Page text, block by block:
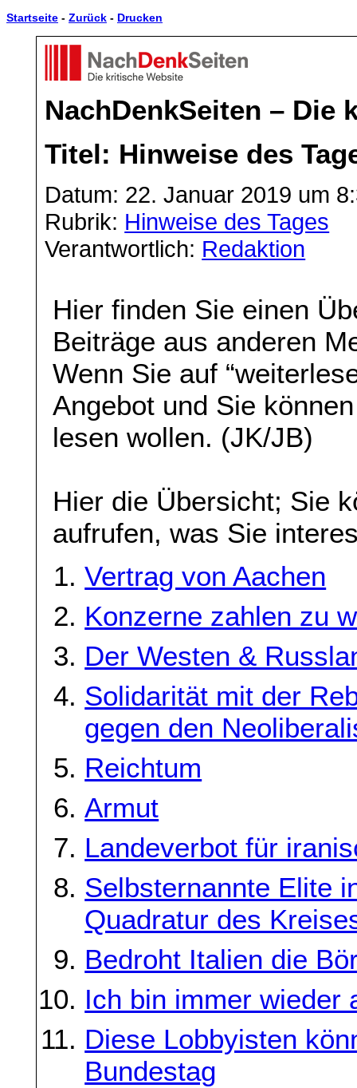
Startseite - Zurück - Drucken
NachDenkSeiten – Die
Titel: Hinweise des
Datum: 22. Januar 2019 um
Rubrik: Hinweise des Tages
Verantwortlich: Redaktion
Hier finden Sie einen
Beiträge aus anderen
Wenn Sie auf
Angebot und Sie
lesen wollen. (JK/JB)
Hier die Übersicht; Sie
aufrufen, was Sie
Vertrag von Aachen
Konzerne zahlen zu
Der Westen &
Solidarität mit der
gegen den
Reichtum
Armut
Landeverbot für
Selbsternannte Elite
Quadratur des
Bedroht Italien die
Ich bin immer wieder
Diese Lobbyisten
Bundestag